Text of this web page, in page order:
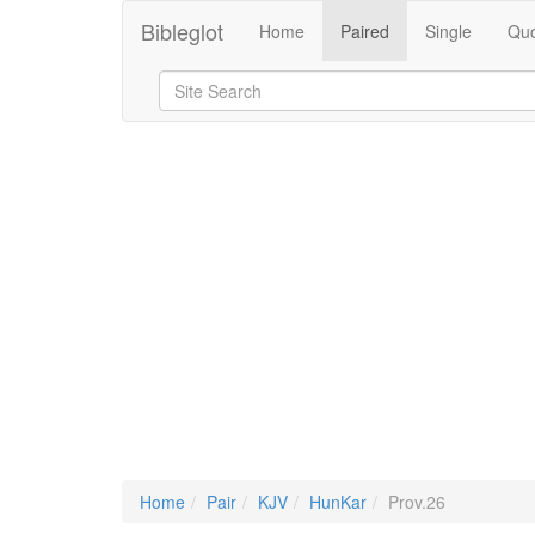
Bibleglot Home Paired Single
Home Pair KJV HunKar Prov.26